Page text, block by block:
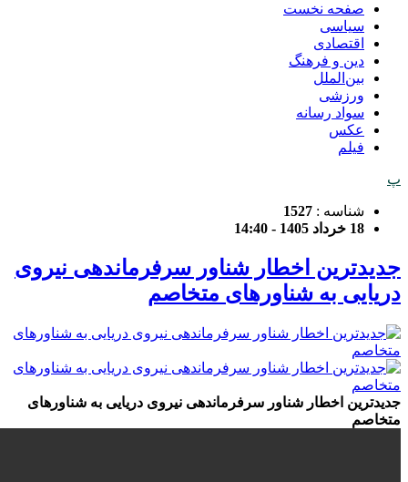
صفحه نخست
سیاسی
اقتصادی
دین و فرهنگ
بین‌الملل
ورزشی
سواد رسانه
عکس
فیلم
پ
شناسه : 1527
18 خرداد 1405 - 14:40
جدیدترین اخطار شناور سرفرماندهی نیروی
دریایی به شناورهای متخاصم
جدیدترین اخطار شناور سرفرماندهی نیروی دریایی به شناورهای
متخاصم